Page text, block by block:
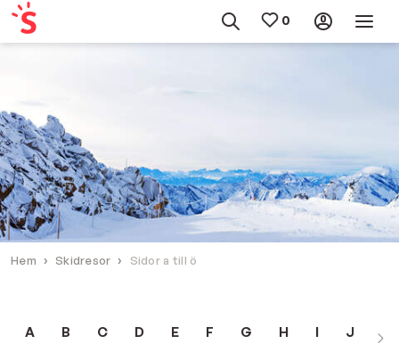
Hem Skidresor Sidor a till ö
A B C D E F G H I J K